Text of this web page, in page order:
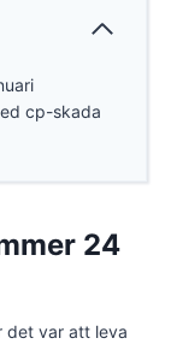
cp-skada
24
det var att leva